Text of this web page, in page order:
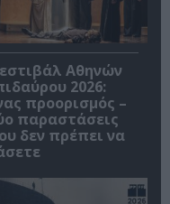
Αθηνών
2026:
προορισμός –
παραστάσεις
δεν πρέπει να